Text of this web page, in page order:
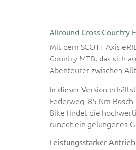
Allround Cross Country
Mit dem SCOTT Axis
Country MTB, das sich
Abenteurer zwischen
In dieser Version
Federweg, 85 Nm
Bike findet die
rundet ein gelungenes
Leistungsstarker